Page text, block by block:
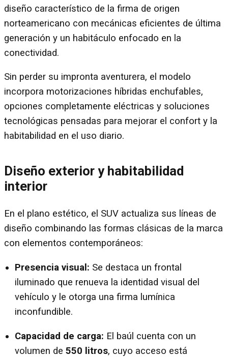
diseño característico de la firma de origen
norteamericano con mecánicas eficientes de última
generación y un habitáculo enfocado en la
conectividad.
Sin perder su impronta aventurera, el modelo
incorpora motorizaciones híbridas enchufables,
opciones completamente eléctricas y soluciones
tecnológicas pensadas para mejorar el confort y la
habitabilidad en el uso diario.
Diseño exterior y habitabilidad
interior
En el plano estético, el SUV actualiza sus líneas de
diseño combinando las formas clásicas de la marca
con elementos contemporáneos:
Presencia visual: Se destaca un frontal
iluminado que renueva la identidad visual del
vehículo y le otorga una firma lumínica
inconfundible.
Capacidad de carga: El baúl cuenta con un
volumen de 550 litros, cuyo acceso está